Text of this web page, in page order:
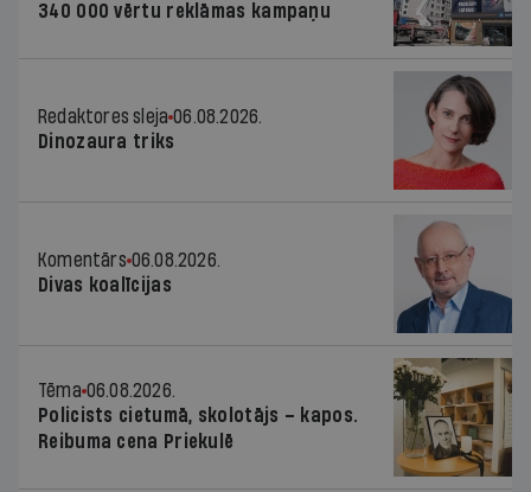
340 000 vērtu reklāmas kampaņu
Redaktores sleja 06.08.2026.
Dinozaura triks
Komentārs 06.08.2026.
Divas koalīcijas
Tēma 06.08.2026.
Policists cietumā, skolotājs – kapos.
Reibuma cena Priekulē